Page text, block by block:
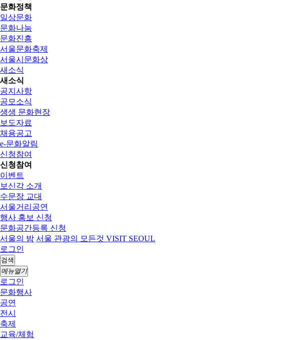
문화정책
일상문화
문화나눔
문화진흥
서울문화축제
서울시문화상
새소식
새소식
공지사항
공모소식
생생 문화현장
보도자료
채용공고
e-문화알림
신청참여
신청참여
이벤트
보신각 소개
수문장 교대
서울거리공연
행사 홍보 신청
문화공간등록 신청
서울의 밤 서울 관광의 모든것 VISIT SEOUL
로그인
검색
메뉴열기
로그인
문화행사
공연
전시
축제
교육/체험